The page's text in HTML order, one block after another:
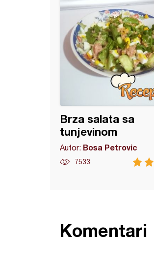
Brza salata sa
tunjevinom
Autor: Bosa Petrovic
7533
Komentari